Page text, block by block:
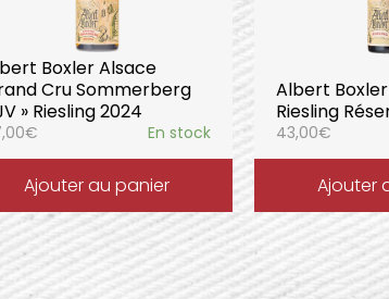
Boxler Alsace
Cru Sommerberg
» Riesling 2024
€ En stock
Ajouter au panier
Albert
Riesling
43,00€
Ajouter